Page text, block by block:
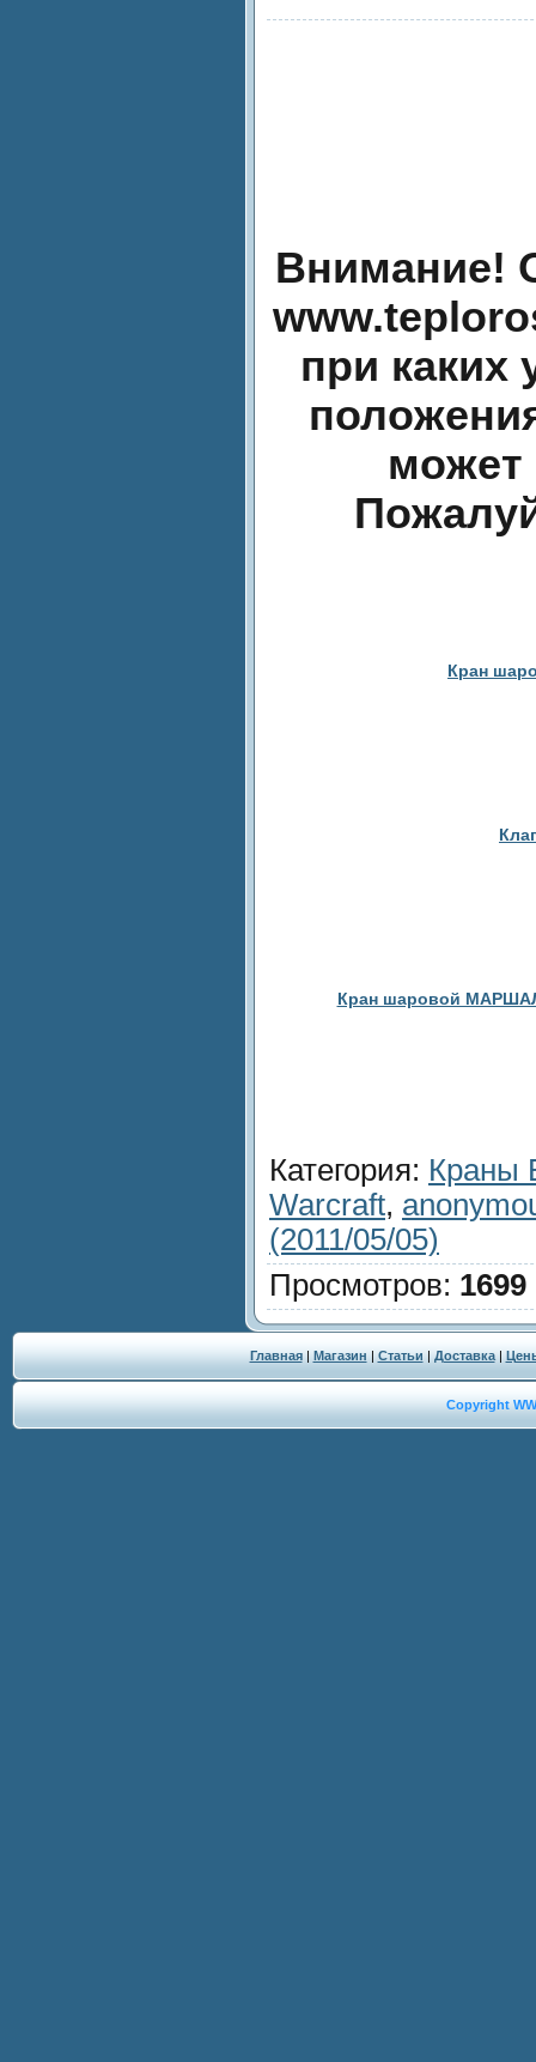
Внимание!
при каких
может
Кран
Кран шаровой МАРШАЛ
Категория: Краны
Warcraft,
(2011/05/05)
Просмотров: 1699
Главная| Магазин | Статьи | Доставка|
Copyright